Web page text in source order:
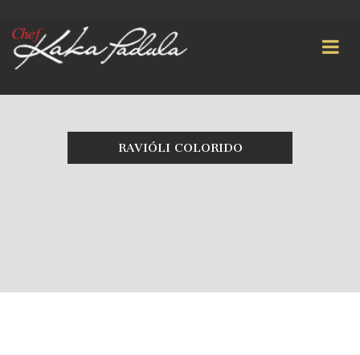
RAVIÓLI COLORIDO